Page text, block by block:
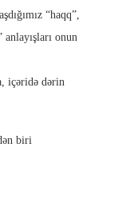
“haqq”,
anlayışları onun
içəridə dərin
biri